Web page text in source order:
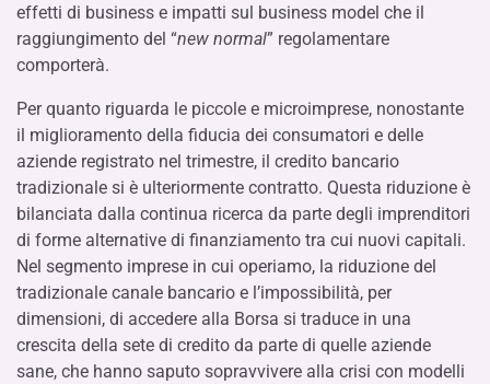
effetti di business e impatti sul business model che il
raggiungimento del “new normal” regolamentare
comporterà.
Per quanto riguarda le piccole e microimprese, nonostante
il miglioramento della fiducia dei consumatori e delle
aziende registrato nel trimestre, il credito bancario
tradizionale si è ulteriormente contratto. Questa riduzione è
bilanciata dalla continua ricerca da parte degli imprenditori
di forme alternative di finanziamento tra cui nuovi capitali.
Nel segmento imprese in cui operiamo, la riduzione del
tradizionale canale bancario e l’impossibilità, per
dimensioni, di accedere alla Borsa si traduce in una
crescita della sete di credito da parte di quelle aziende
sane, che hanno saputo sopravvivere alla crisi con modelli